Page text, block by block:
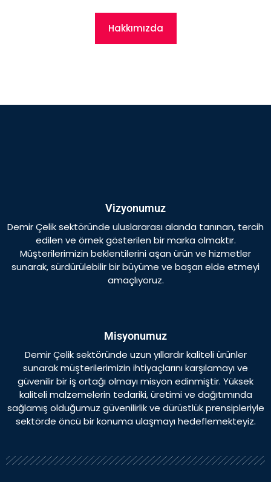
Hakkımızda
Vizyonumuz
Demir Çelik sektöründe uluslararası alanda tanınan, tercih
edilen ve örnek gösterilen bir marka olmaktır.
Müşterilerimizin beklentilerini aşan ürün ve hizmetler
sunarak, sürdürülebilir bir büyüme ve başarı elde etmeyi
amaçlıyoruz.
Misyonumuz
Demir Çelik sektöründe uzun yıllardır kaliteli ürünler
sunarak müşterilerimizin ihtiyaçlarını karşılamayı ve
güvenilir bir iş ortağı olmayı misyon edinmiştir. Yüksek
kaliteli malzemelerin tedariki, üretimi ve dağıtımında
sağlamış olduğumuz güvenilirlik ve dürüstlük prensipleriyle
sektörde öncü bir konuma ulaşmayı hedeflemekteyiz.